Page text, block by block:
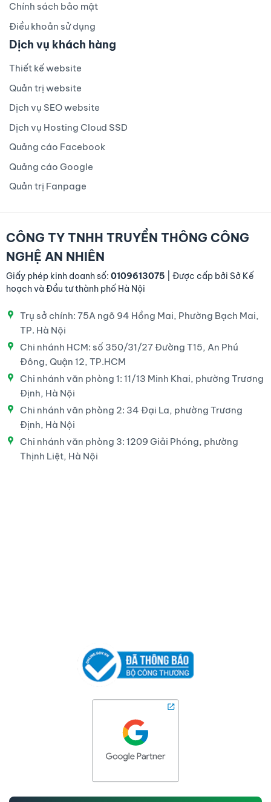
Chính sách bảo mật
Điều khoản sử dụng
Dịch vụ khách hàng
Thiết kế website
Quản trị website
Dịch vụ SEO website
Dịch vụ Hosting Cloud SSD
Quảng cáo Facebook
Quảng cáo Google
Quản trị Fanpage
CÔNG TY TNHH TRUYỀN THÔNG CÔNG
NGHỆ AN NHIÊN
Giấy phép kinh doanh số: 0109613075 | Được cấp bởi Sở Kế
hoạch và Đầu tư thành phố Hà Nội
Trụ sở chính: 75A ngõ 94 Hồng Mai, Phường Bạch Mai,
TP. Hà Nội
Chi nhánh HCM: số 350/31/27 Đường T15, An Phú
Đông, Quận 12, TP.HCM
Chi nhánh văn phòng 1: 11/13 Minh Khai, phường Trương
Định, Hà Nội
Chi nhánh văn phòng 2: 34 Đại La, phường Trương
Định, Hà Nội
Chi nhánh văn phòng 3: 1209 Giải Phóng, phường
Thịnh Liệt, Hà Nội